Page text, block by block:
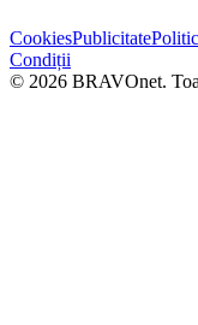
CookiesPublicitate
Condiții
© 2026 BRAVOnet.